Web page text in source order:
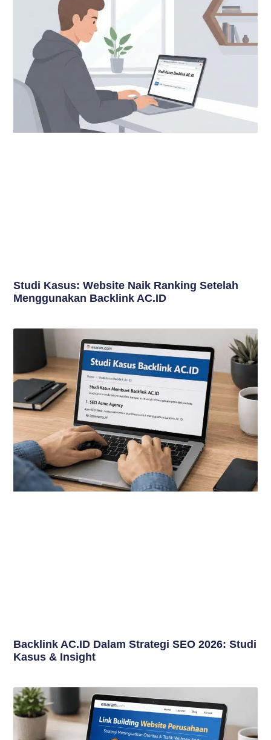
Studi Kasus: Website Naik Ranking Setelah
Menggunakan Backlink AC.ID
Backlink AC.ID Dalam Strategi SEO 2026: Studi
Kasus & Insight